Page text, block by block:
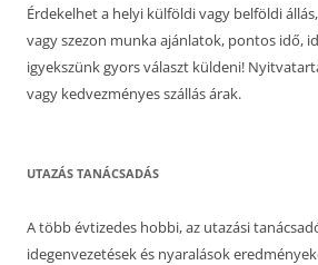
Érdekelhet a helyi külföldi vagy belföldi
vagy szezon munka ajánlatok, pontos idő,
igyekszünk gyors választ küldeni!
vagy kedvezményes szállás árak.
UTAZÁS TANÁCSADÁS
A több évtizedes hobbi, az utazási
idegenvezetések és nyaralások